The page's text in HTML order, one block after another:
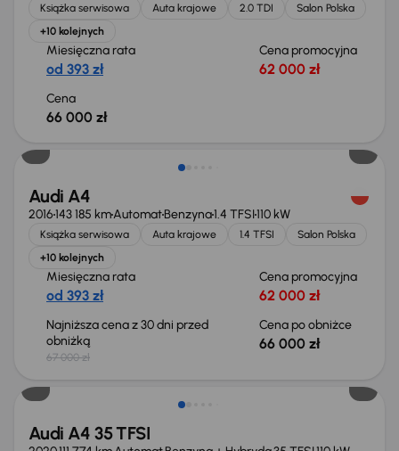
Książka serwisowa Auta krajowe 2.0 TDI
Salon Polska
+10 kolejnych
Miesięczna rata
od 393 zł
Cena promocyjna
62 000 zł
Cena
66 000 zł
Taniej o 1 000 zł
Audi A4
2016143 185 kmAutomatBenzyna1.4 TFSI110 kW
Książka serwisowa Auta krajowe 1.4 TFSI
Salon Polska
+10 kolejnych
Miesięczna rata
od 393 zł
Cena promocyjna
62 000 zł
Najniższa cena z 30 dni przed
obniżką
67 000 zł
Cena po obniżce
66 000 zł
Taniej o 1 000 zł
Audi A4 35 TFSI